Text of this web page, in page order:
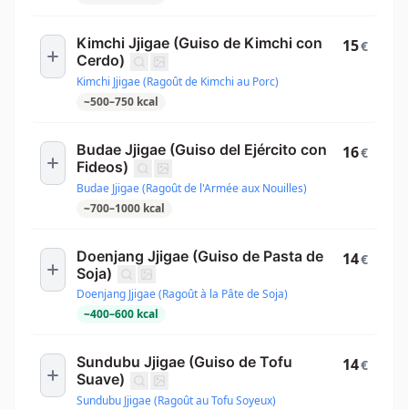
Kimchi Jjigae (Guiso de Kimchi con
Cerdo)
Kimchi Jjigae (Ragoût de Kimchi au Porc)
~500–750 kcal
15€
Budae Jjigae (Guiso del Ejército con
Fideos)
Budae Jjigae (Ragoût de l'Armée aux Nouilles)
~700–1000 kcal
16€
Doenjang Jjigae (Guiso de Pasta de
Soja)
Doenjang Jjigae (Ragoût à la Pâte de Soja)
~400–600 kcal
14€
Sundubu Jjigae (Guiso de Tofu
Suave)
Sundubu Jjigae (Ragoût au Tofu Soyeux)
14€